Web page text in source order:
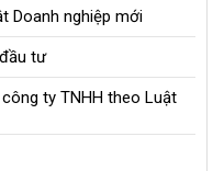
Doanh nghiệp mới
tư
ty TNHH theo Luật